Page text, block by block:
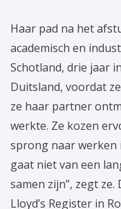
Haar pad na het
academisch en
Schotland, drie jaar
Duitsland, voordat
ze haar partner
werkte. Ze kozen
sprong naar werken
gaat niet van een
samen zijn”, zegt
Lloyd’s Register in